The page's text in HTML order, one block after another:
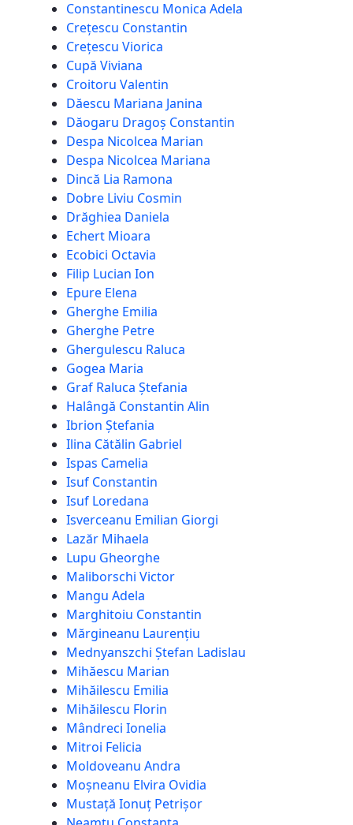
Constantinescu Monica Adela
Crețescu Constantin
Crețescu Viorica
Cupă Viviana
Croitoru Valentin
Dăescu Mariana Janina
Dăogaru Dragoș Constantin
Despa Nicolcea Marian
Despa Nicolcea Mariana
Dincă Lia Ramona
Dobre Liviu Cosmin
Drăghiea Daniela
Echert Mioara
Ecobici Octavia
Filip Lucian Ion
Epure Elena
Gherghe Emilia
Gherghe Petre
Ghergulescu Raluca
Gogea Maria
Graf Raluca Ștefania
Halângă Constantin Alin
Ibrion Ștefania
Ilina Cătălin Gabriel
Ispas Camelia
Isuf Constantin
Isuf Loredana
Isverceanu Emilian Giorgi
Lazăr Mihaela
Lupu Gheorghe
Maliborschi Victor
Mangu Adela
Marghitoiu Constantin
Mărgineanu Laurențiu
Mednyanszchi Ștefan Ladislau
Mihăescu Marian
Mihăilescu Emilia
Mihăilescu Florin
Mândreci Ionelia
Mitroi Felicia
Moldoveanu Andra
Moșneanu Elvira Ovidia
Mustață Ionuț Petrișor